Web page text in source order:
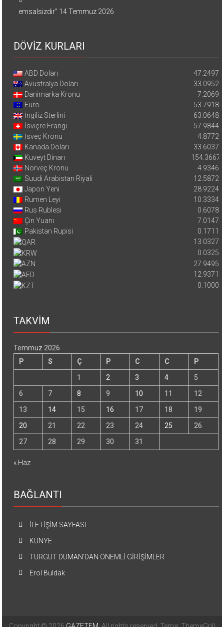
emsalsizdir” 14 Temmuz 2026
DÖVİZ KURLARI
ABD Doları
47.2497
Avustralya Doları
33.0952
Danimarka Kronu
7.2069
Euro
53.7918
İngiliz Sterlini
63.0648
İsviçre Frangı
57.9844
İsveç Kronu
4.8772
Kanada Doları
33.6037
Kuveyt Dinarı
154.3667
Norveç Kronu
4.9346
Suudi Arabistan Riyali
12.5872
Japon Yeni
28.9224
Rumen Leyi
10.3334
Rus Rublesi
0.6078
Çin Yuanı
7.0147
Pakistan Rupisi
0.1711
13.0327
0.0325
27.9495
12.9371
0.1000
TAKVİM
Temmuz 2026
P
S Ç P C C
P
1
2 3 4
5
6
7 8 9 10 11
12
13
14 15 16 17 18
19
20
21 22 23 24 25
26
27
28 29 30 31
« Haz
BAĞLANTI
İLETİŞİM SAYFASI
KÜNYE
TURGUT DUMAN’DAN ÖNEMLİ GİRİŞİMLER
Erol Buldak